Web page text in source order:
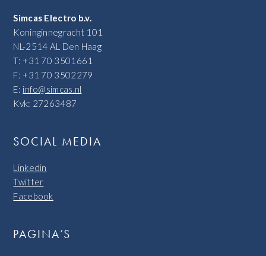
Simcas Electro b.v.
Koninginnegracht 101
NL-2514 AL Den Haag
T: +31 70 3501661
F: +31 70 3502279
E: info@simcas.nl
Kvk: 27263487
SOCIAL MEDIA
Linkedin
Twitter
Facebook
PAGINA’S